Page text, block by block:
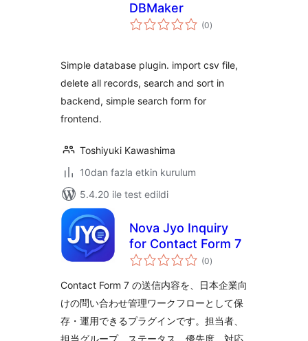
DBMaker
(0toplam
puan
)
Simple database plugin. import csv file,
delete all records, search and sort in
backend, simple search form for
frontend.
Toshiyuki Kawashima
10dan fazla etkin kurulum
5.4.20 ile test edildi
Nova Jyo Inquiry
for Contact Form 7
(0toplam
puan
)
Contact Form 7 の送信内容を、日本企業向
けの問い合わせ管理ワークフローとして保
存・運用できるプラグインです。担当者、
担当グループ、ステータス、優先度、対応